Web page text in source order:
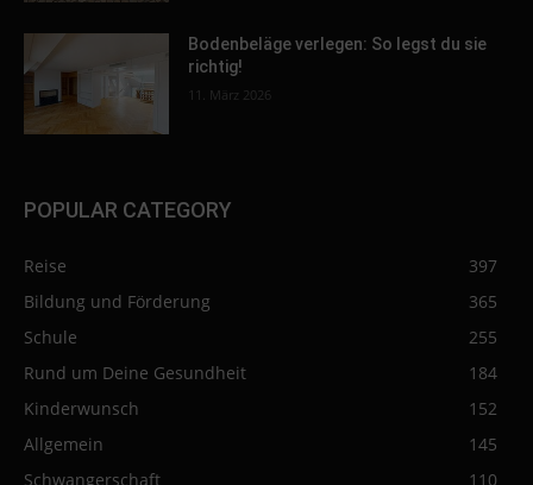
Bodenbeläge verlegen: So legst du sie
richtig!
11. März 2026
POPULAR CATEGORY
Reise
397
Bildung und Förderung
365
Schule
255
Rund um Deine Gesundheit
184
Kinderwunsch
152
Allgemein
145
Schwangerschaft
110